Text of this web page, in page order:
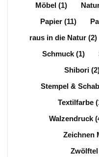
Möbel(1)
Papier (11)
raus in die Natur (2)
Schmuck (1)
Shibori
Stempel &
Textilfarbe
Walzendruck
Zeichnen
Zwölftel